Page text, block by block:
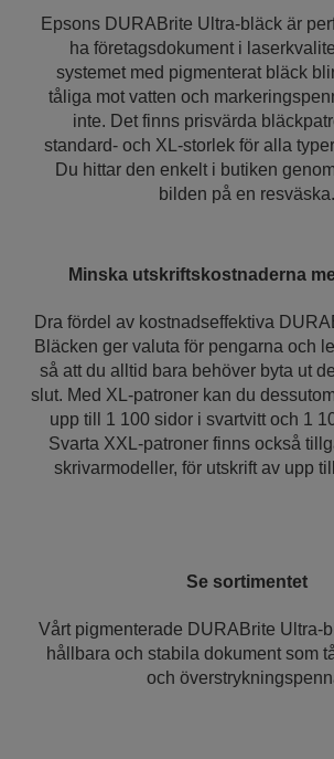
Epsons DURABrite Ultra-bläck är
ha företagsdokument i
systemet med pigmenterat bläck
tåliga mot vatten och
inte. Det finns prisvärda
standard- och XL-storlek för alla
Du hittar den enkelt i butiken
bilden på en resväska.
Minska utskriftskostnaderna
Dra fördel av kostnadseffektiva
Bläcken ger valuta för pengarna och
så att du alltid bara behöver byta ut
slut. Med XL-patroner kan du
upp till 1 100 sidor i svartvitt och 1
Svarta XXL-patroner finns också
skrivarmodeller, för utskrift av upp
Se sortimentet
Vårt pigmenterade DURABrite Ultra-
hållbara och stabila dokument som
och